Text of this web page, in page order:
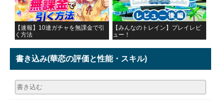
【速報】10連ガチャを無課金で引
く方法
【みんなのトレイン】プレイレビ
ュー！
書き込み(華恋の評価と性能・スキル)